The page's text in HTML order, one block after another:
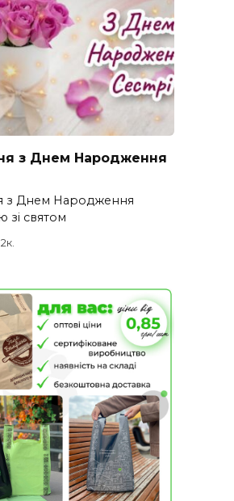
з Днем Народження
з Днем Народження
зі святом